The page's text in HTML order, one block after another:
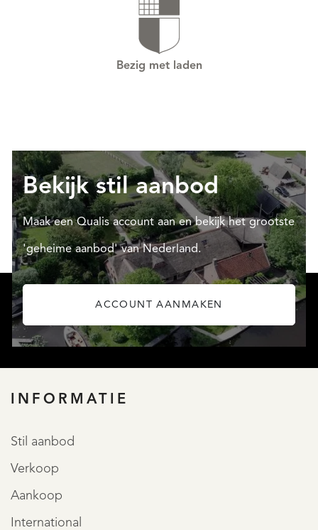
Bezig met laden
Bekijk stil aanbod
Maak een Qualis account aan en bekijk het grootste
'geheime aanbod' van Nederland.
ACCOUNT AANMAKEN
INFORMATIE
Stil aanbod
Verkoop
Aankoop
International
AANBOD